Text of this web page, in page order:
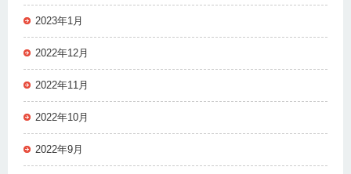
2023年1月
2022年12月
2022年11月
2022年10月
2022年9月